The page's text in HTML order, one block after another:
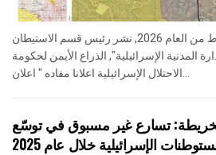
في الثاني عشر من شهر شباط من العام 2026, نشر رئيس قسم الاستيطان
المدنية الإسرائيلية", الذراع الأيمن لحكومة
تسارع غير مسبوق في توسّع
الإسرائيلية خلال عام 2025